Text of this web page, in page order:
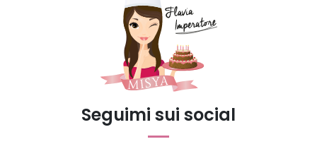
Seguimi sui social